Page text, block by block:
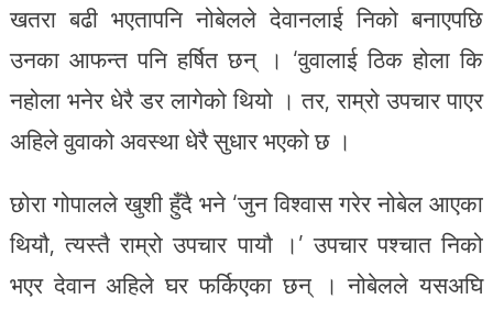
खतरा बढी भएतापनि नोबेलले देवानलाई निको बनाएपछि
उनका आफन्त पनि हर्षित छन् । ‘वुवालाई ठिक होला कि
नहोला भनेर धेरै डर लागेको थियो । तर, राम्रो उपचार पाएर
अहिले वुवाको अवस्था धेरै सुधार भएको छ ।
छोरा गोपालले खुशी हुँदै भने ‘जुन विश्वास गरेर नोबेल आएका
थियौ, त्यस्तै राम्रो उपचार पायौ ।’ उपचार पश्चात निको
भएर देवान अहिले घर फर्किएका छन् । नोबेलले यसअघि